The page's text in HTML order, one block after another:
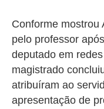
Conforme mostrou
pelo professor
deputado em
magistrado
atribuíram ao
apresentação de